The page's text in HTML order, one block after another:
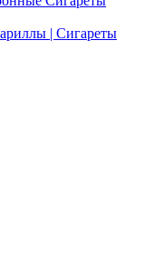
| Cигареты